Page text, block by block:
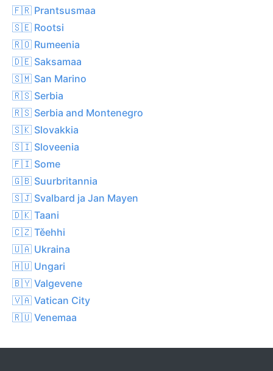
🇫🇷 Prantsusmaa
🇸🇪 Rootsi
🇷🇴 Rumeenia
🇩🇪 Saksamaa
🇸🇲 San Marino
🇷🇸 Serbia
🇷🇸 Serbia and Montenegro
🇸🇰 Slovakkia
🇸🇮 Sloveenia
🇫🇮 Some
🇬🇧 Suurbritannia
🇸🇯 Svalbard ja Jan Mayen
🇩🇰 Taani
🇨🇿 Těehhi
🇺🇦 Ukraina
🇭🇺 Ungari
🇧🇾 Valgevene
🇻🇦 Vatican City
🇷🇺 Venemaa